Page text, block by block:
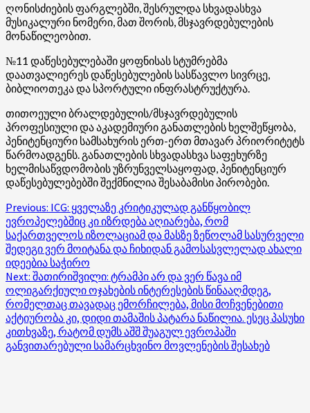
ღონისძიების ფარგლებში, შესრულდა სხვადასხვა
მუსიკალური ნომერი, მათ შორის, მსჯავრდებულების
მონაწილეობით.
№11 დაწესებულებაში ყოფნისას სტუმრებმა
დაათვალიერეს დაწესებულების სასწავლო სივრცე,
ბიბლიოთეკა და სპორტული ინფრასტრუქტურა.
თითოეული ბრალდებულის/მსჯავრდებულის
პროფესიული და აკადემიური განათლების ხელშეწყობა,
პენიტენციური სამსახურის ერთ-ერთ მთავარ პრიორიტეტს
წარმოადგენს. განათლების სხვადასხვა საფეხურზე
ხელმისაწვდომობის უზრუნველსაყოფად, პენიტენციურ
დაწესებულებებში შექმნილია შესაბამისი პირობები.
Post
navigation
Previous: ICG: ყველაზე კრიტიკულად განწყობილ
ევროპელებშიც კი იზრდება აღიარება, რომ
საქართველოს იზოლაციამ და მასზე ზეწოლამ სასურველი
შედეგი ვერ მოიტანა და ჩიხიდან გამოსასვლელად ახალი
იდეებია საჭირო
Next: შათირიშვილი: ტრამპი არ და ვერ წავა იმ
ოლიგარქიული ოჯახების ინტერესების წინააღმდეგ,
რომელთაც თავადაც ემორჩილება, მისი მოჩვენებითი
აქტიურობა კი, დიდი თამაშის პატარა ნაწილია. ესეც პასუხი
კითხვაზე, რატომ დუმს აშშ შუაგულ ევროპაში
განვითარებული სამარცხვინო მოვლენების შესახებ